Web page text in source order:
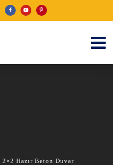
2×2 Hazır Beton Duvar